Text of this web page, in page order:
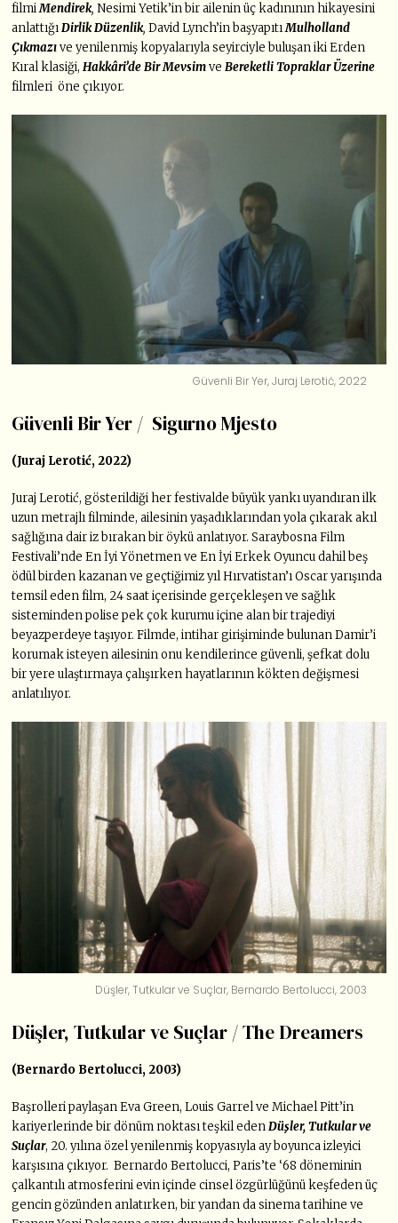
filmiMendirek, Nesimi Yetik’in bir ailenin üç kadınının hikayesini
anlattığıDirlik Düzenlik, David Lynch’in başyapıtıMulholland
Çıkmazıve yenilenmiş kopyalarıyla seyirciyle buluşan iki Erden
Kıral klasiği,Hakkâri’de Bir Mevsimve Bereketli Topraklar Üzerine
filmleri öne çıkıyor.
Güvenli Bir Yer, Juraj Lerotić, 2022
Güvenli Bir Yer / Sigurno Mjesto
(Juraj Lerotić, 2022)
Juraj Lerotić, gösterildiği her festivalde büyük yankı uyandıran ilk
uzun metrajlı filminde, ailesinin yaşadıklarından yola çıkarak akıl
sağlığına dair iz bırakan bir öykü anlatıyor. Saraybosna Film
Festivali’nde En İyi Yönetmen ve En İyi Erkek Oyuncu dahil beş
ödül birden kazanan ve geçtiğimiz yıl Hırvatistan’ı Oscar yarışında
temsil eden film, 24 saat içerisinde gerçekleşen ve sağlık
sisteminden polise pek çok kurumu içine alan bir trajediyi
beyazperdeye taşıyor. Filmde, intihar girişiminde bulunan Damir’i
korumak isteyen ailesinin onu kendilerince güvenli, şefkat dolu
bir yere ulaştırmaya çalışırken hayatlarının kökten değişmesi
anlatılıyor.
Düşler, Tutkular ve Suçlar, Bernardo Bertolucci, 2003
Düşler, Tutkular ve Suçlar / The Dreamers
(Bernardo Bertolucci, 2003)
Başrolleri paylaşan Eva Green, Louis Garrel ve Michael Pitt’in
kariyerlerinde bir dönüm noktası teşkil edenDüşler, Tutkular ve
Suçlar, 20. yılına özel yenilenmiş kopyasıyla ay boyunca izleyici
karşısına çıkıyor. Bernardo Bertolucci, Paris’te ‘68 döneminin
çalkantılı atmosferini evin içinde cinsel özgürlüğünü keşfeden üç
gencin gözünden anlatırken, bir yandan da sinema tarihine ve